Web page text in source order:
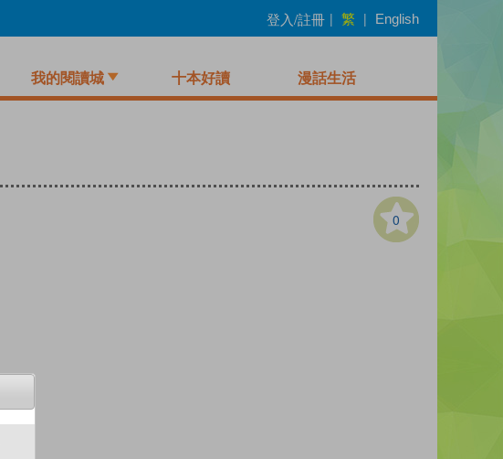
登入/註冊 | 繁 | English
我的閱讀城 十本好讀 漫話生活
0